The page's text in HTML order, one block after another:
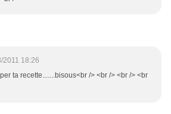
2011 18:26
ta recette.......bisous<br /> <br /> <br /> <br